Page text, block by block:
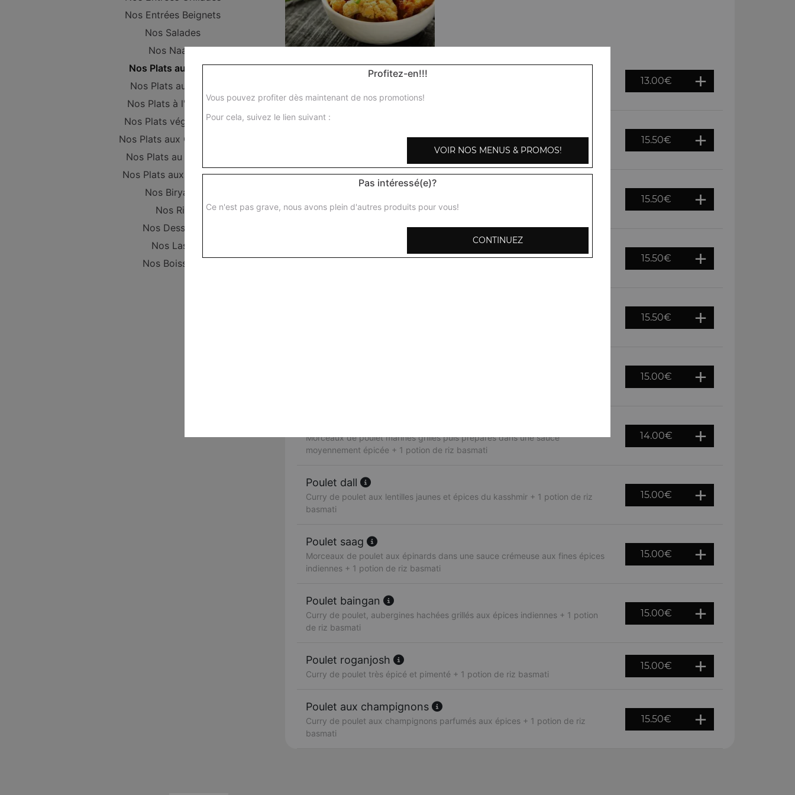
Nos Entrées Beignets
Nos Salades
Nos Naans
Nos Plats au Poulet
Nos Plats au Boeuf
Nos Plats à l'Agneau
Nos Plats végétariens
Nos Plats aux Crevettes
Nos Plats au Poisson
Nos Plats aux Gambas
Nos Biryanis
Nos Riz
Nos Desserts
Nos Lassi
Nos Boissons
Poulet curry
aromatisés au gingembre et à l'ail + 1 potion de riz basmati
13.00€
fraiche, épices + 1 potion de riz basmati
15.50€
Poulet karai
poivrons verts, gingembre, coriandre, épices + 1 potion de riz basmati
15.50€
Morceaux de poulet désossés marinés et cuits au four tandoor puis servis
15.50€
15.50€
15.00€
Morceaux de poulet marinés grillés puis préparés dans une sauce
moyennement épicée + 1 potion de riz basmati
14.00€
Poulet dall
Curry de poulet aux lentilles jaunes et épices du kasshmir + 1 potion de riz
basmati
15.00€
Poulet saag
Morceaux de poulet aux épinards dans une sauce crémeuse aux fines épices
indiennes + 1 potion de riz basmati
15.00€
Poulet baingan
Curry de poulet, aubergines hachées grillés aux épices indiennes + 1 potion
de riz basmati
15.00€
Poulet roganjosh
Curry de poulet très épicé et pimenté + 1 potion de riz basmati
15.00€
Poulet aux champignons
Curry de poulet aux champignons parfumés aux épices + 1 potion de riz
basmati
15.50€
Profitez-en!!!
Vous pouvez profiter dès maintenant de nos promotions!
Pour cela, suivez le lien suivant :
VOIR NOS MENUS & PROMOS!
Pas intéressé(e)?
Ce n'est pas grave, nous avons plein d'autres produits pour vous!
CONTINUEZ